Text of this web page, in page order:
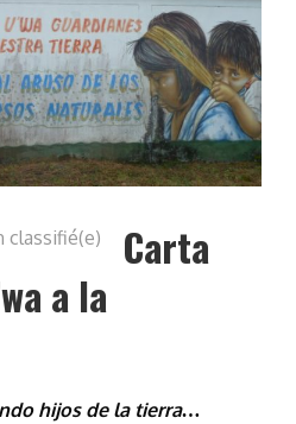
classifié(e)
Carta
a la
hijos de la tierra…